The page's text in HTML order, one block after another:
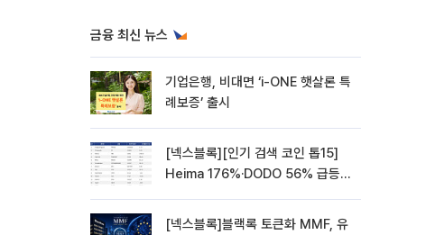
금융 최신 뉴스
기업은행, 비대면 ‘i-ONE 햇살론 특
례보증’ 출시
[넥스블록][인기 검색 코인 톱15]
Heima 176%·DODO 56% 급등…
[넥스블록]블랙록 토큰화 MMF, 유